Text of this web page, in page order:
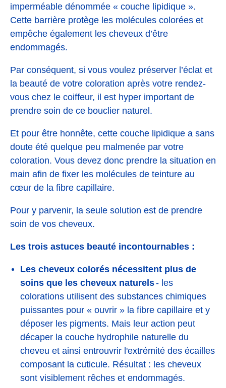
imperméable dénommée « couche lipidique ».
Cette barrière protège les molécules colorées et
empêche également les cheveux d’être
endommagés.
Par conséquent, si vous voulez préserver l’éclat et
la beauté de votre coloration après votre rendez-
vous chez le coiffeur, il est hyper important de
prendre soin de ce bouclier naturel.
Et pour être honnête, cette couche lipidique a sans
doute été quelque peu malmenée par votre
coloration. Vous devez donc prendre la situation en
main afin de fixer les molécules de teinture au
cœur de la fibre capillaire.
Pour y parvenir, la seule solution est de prendre
soin de vos cheveux.
Les trois astuces beauté incontournables :
Les cheveux colorés nécessitent plus de
soins que les cheveux naturels- les
colorations utilisent des substances chimiques
puissantes pour « ouvrir » la fibre capillaire et y
déposer les pigments. Mais leur action peut
décaper la couche hydrophile naturelle du
cheveu et ainsi entrouvrir l'extrémité des écailles
composant la cuticule. Résultat : les cheveux
sont visiblement rêches et endommagés.